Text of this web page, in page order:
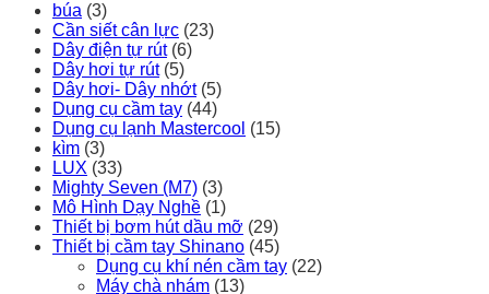
búa (3)
Cần siết cân lực (23)
Dây điện tự rút (6)
Dây hơi tự rút (5)
Dây hơi- Dây nhớt (5)
Dụng cụ cầm tay (44)
Dụng cụ lạnh Mastercool (15)
kìm (3)
LUX (33)
Mighty Seven (M7) (3)
Mô Hình Dạy Nghề (1)
Thiết bị bơm hút dầu mỡ (29)
Thiết bị cầm tay Shinano (45)
Dụng cụ khí nén cầm tay (22)
Máy chà nhám (13)